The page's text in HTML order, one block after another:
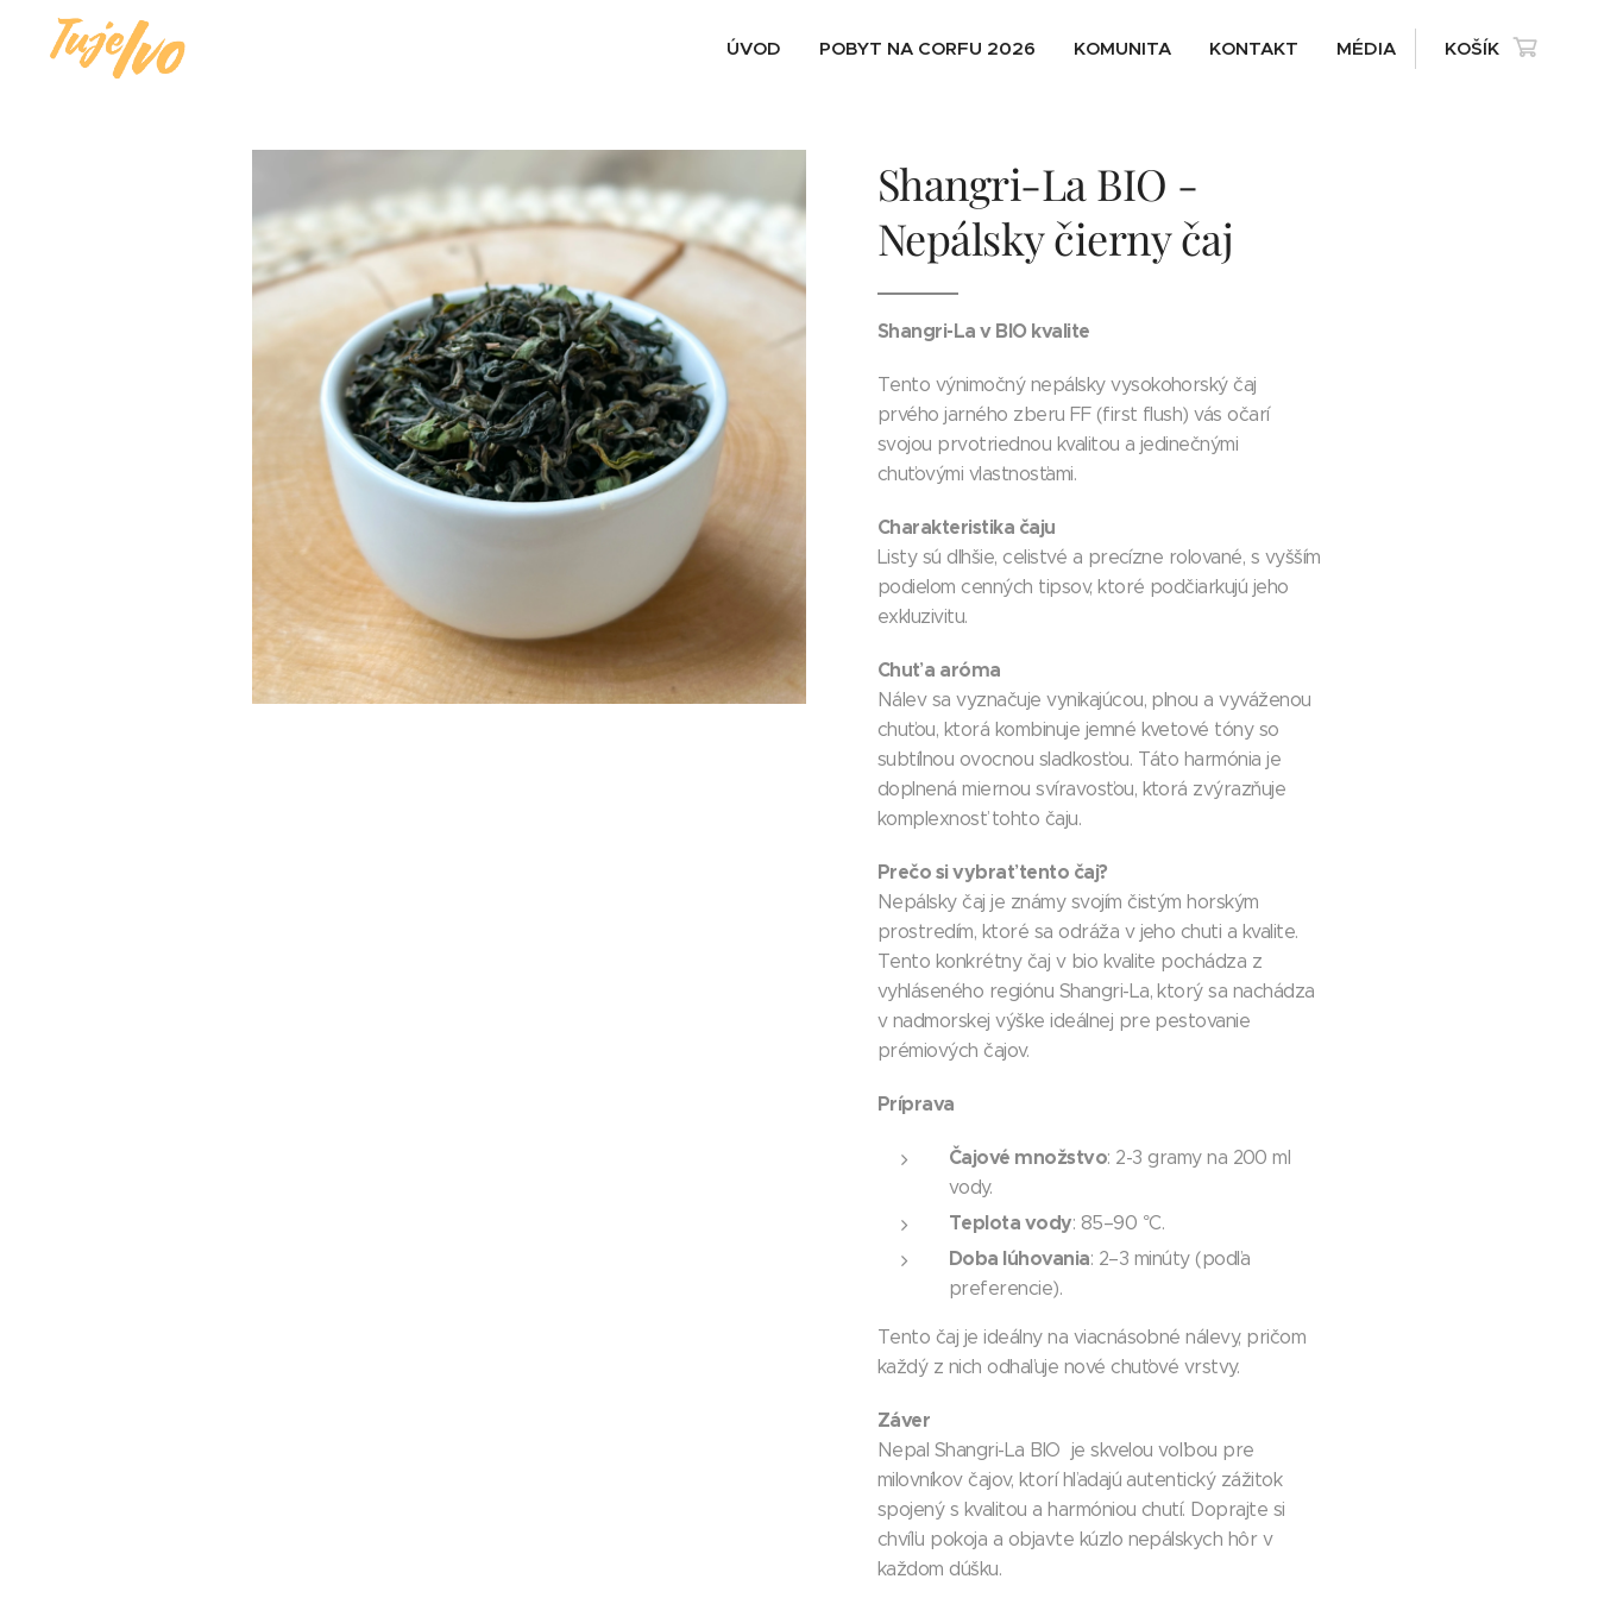
ÚVOD POBYT NA CORFU 2026 KOMUNITA KONTAKT MÉDIA KOŠÍK
Shangri-La BIO -
Nepálsky čierny čaj
Shangri-La v BIO kvalite
Tento výnimočný nepálsky vysokohorský čaj
prvého jarného zberu FF (first flush) vás očarí
svojou prvotriednou kvalitou a jedinečnými
chuťovými vlastnosťami.
Charakteristika čaju
Listy sú dlhšie, celistvé a precízne rolované, s vyšším
podielom cenných tipsov, ktoré podčiarkujú jeho
exkluzivitu.
Chuť a aróma
Nálev sa vyznačuje vynikajúcou, plnou a vyváženou
chuťou, ktorá kombinuje jemné kvetové tóny so
subtílnou ovocnou sladkosťou. Táto harmónia je
doplnená miernou svíravosťou, ktorá zvýrazňuje
komplexnosť tohto čaju.
Prečo si vybrať tento čaj?
Nepálsky čaj je známy svojím čistým horským
prostredím, ktoré sa odráža v jeho chuti a kvalite.
Tento konkrétny čaj v bio kvalite pochádza z
vyhláseného regiónu Shangri-La, ktorý sa nachádza
v nadmorskej výške ideálnej pre pestovanie
prémiových čajov.
Príprava
Čajové množstvo: 2-3 gramy na 200 ml
vody.
Teplota vody: 85–90 °C.
Doba lúhovania: 2–3 minúty (podľa
preferencie).
Tento čaj je ideálny na viacnásobné nálevy, pričom
každý z nich odhaľuje nové chuťové vrstvy.
Záver
Nepal Shangri-La BIO je skvelou voľbou pre
milovníkov čajov, ktorí hľadajú autentický zážitok
spojený s kvalitou a harmóniou chutí. Doprajte si
chvíľu pokoja a objavte kúzlo nepálskych hôr v
každom dúšku.